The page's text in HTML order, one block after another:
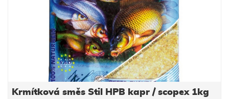
Krmítková směs Stil HPB kapr / scopex 1kg